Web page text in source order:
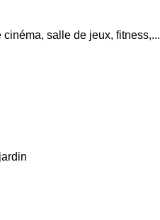
salle de jeux, fitness,...